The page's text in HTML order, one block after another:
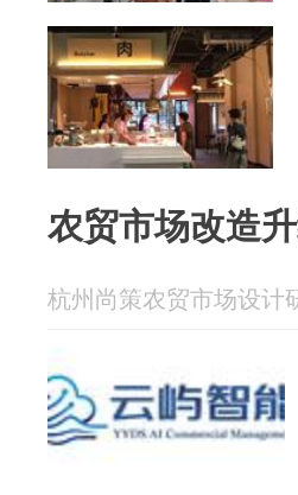
农贸市场改造
杭州尚策农贸市场设计